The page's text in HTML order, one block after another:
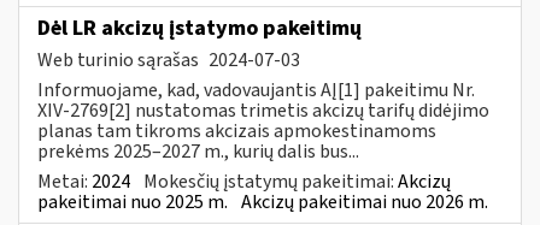
Dėl LR akcizų įstatymo pakeitimų
Web turinio sąrašas 2024-07-03
Informuojame, kad, vadovaujantis AĮ[1] pakeitimu Nr.
XIV-2769[2] nustatomas trimetis akcizų tarifų didėjimo
planas tam tikroms akcizais apmokestinamoms
prekėms 2025–2027 m., kurių dalis bus...
Metai: 2024 Mokesčių įstatymų pakeitimai:Akcizų
pakeitimai nuo 2025 m. Akcizų pakeitimai nuo 2026 m.